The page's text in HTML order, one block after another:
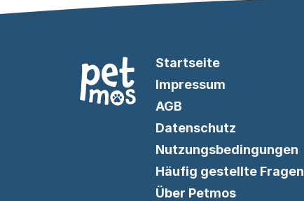
Startseite
Impressum
AGB
Datenschutz
Nutzungsbedingungen
Häufig gestellte Fragen
Über Petmos